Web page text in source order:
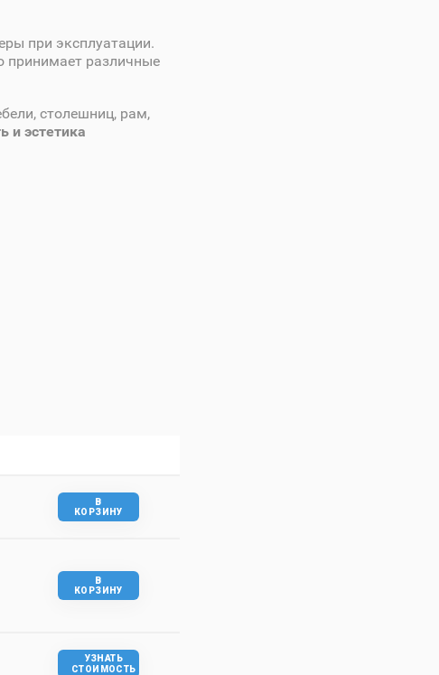
при эксплуатации.
принимает различные
столешниц, рам,
и эстетика
В
КОРЗИНУ
В
КОРЗИНУ
УЗНАТЬ
СТОИМОСТЬ